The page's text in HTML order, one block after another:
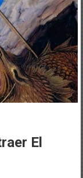
El